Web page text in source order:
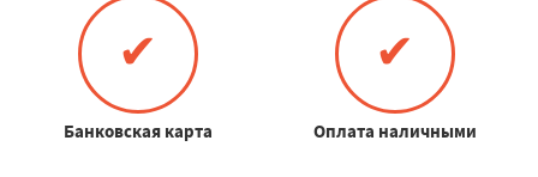
✔
Банковская карта
✔
Оплата наличными